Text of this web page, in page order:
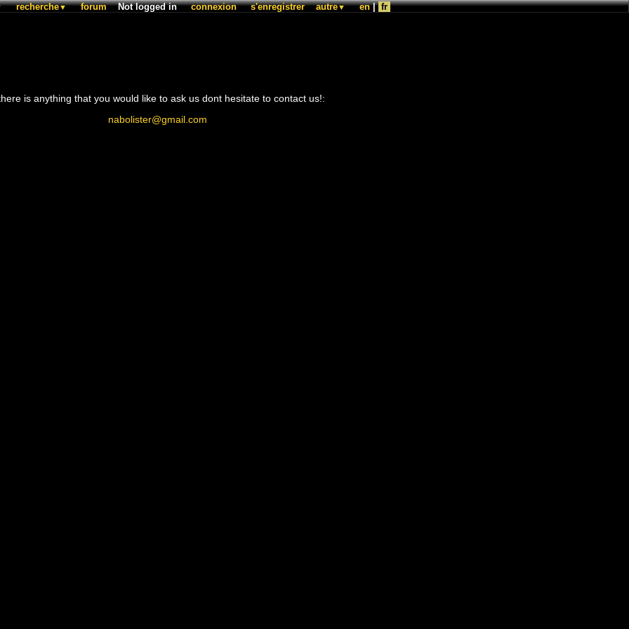
recherche▼ forum Not logged in connexion s'enregistrer autre▼ en| fr
is anything that you would like to ask us dont hesitate to contact us!:
nabolister@gmail.com